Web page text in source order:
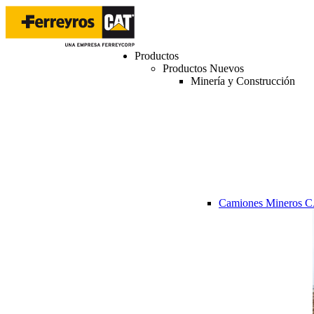
Productos
Productos Nuevos
Minería y Construcción
Camiones Mineros